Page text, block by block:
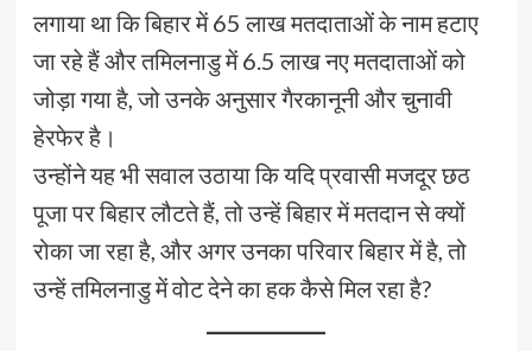
लगाया था कि बिहार में 65 लाख मतदाताओं के नाम हटाए
जा रहे हैं और तमिलनाडु में 6.5 लाख नए मतदाताओं को
जोड़ा गया है, जो उनके अनुसार गैरकानूनी और चुनावी
हेरफेर है।
उन्होंने यह भी सवाल उठाया कि यदि प्रवासी मजदूर छठ
पूजा पर बिहार लौटते हैं, तो उन्हें बिहार में मतदान से क्यों
रोका जा रहा है, और अगर उनका परिवार बिहार में है, तो
उन्हें तमिलनाडु में वोट देने का हक कैसे मिल रहा है?